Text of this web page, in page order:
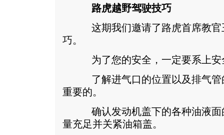
路虎越野驾驶技巧
这期我们邀请了路虎首席教官
巧。
为了您的安全，一定要系上安
了解进气口的位置以及排气管
重要的。
确认发动机盖下的各种油液面
量充足并关紧油箱盖。